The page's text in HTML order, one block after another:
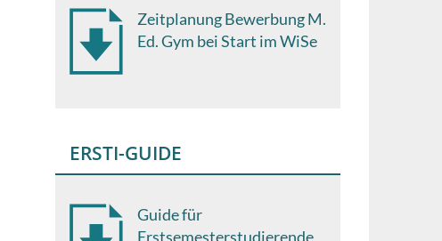
Zeitplanung Bewerbung M.
Ed. Gym bei Start im WiSe
ERSTI-GUIDE
Guide für
Erstsemesterstudierende